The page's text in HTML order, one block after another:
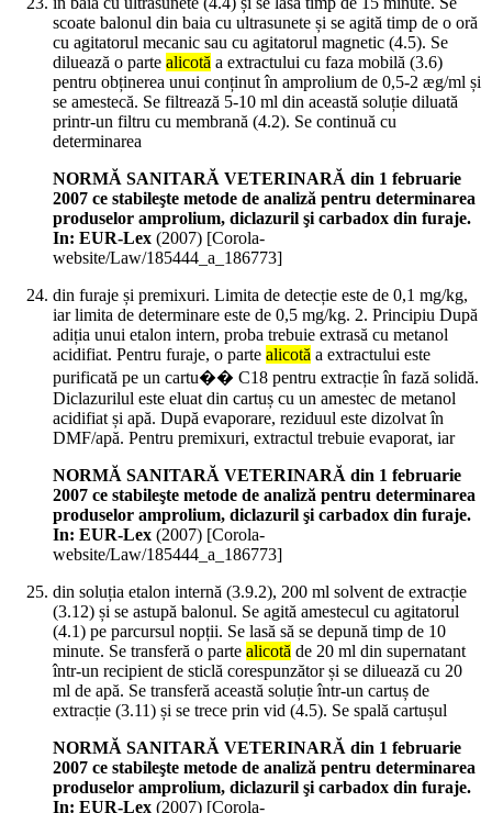
scoate balonul din baia cu ultrasunete și se agită timp de o oră
cu agitatorul mecanic sau cu agitatorul magnetic (4.5). Se
diluează o parte alicotă a extractului cu faza mobilă (3.6)
pentru obținerea unui conținut în amprolium de 0,5-2 æg/ml și
se amestecă. Se filtrează 5-10 ml din această soluție diluată
printr-un filtru cu membrană (4.2). Se continuă cu
determinarea
NORMĂ SANITARĂ VETERINARĂ din 1 februarie
2007 ce stabileşte metode de analiză pentru determinarea
produselor amprolium, diclazuril şi carbadox din furaje.
In: EUR-Lex (2007) [Corola-
website/Law/185444_a_186773]
din furaje și premixuri. Limita de detecție este de 0,1 mg/kg,
iar limita de determinare este de 0,5 mg/kg. 2. Principiu După
adiția unui etalon intern, proba trebuie extrasă cu metanol
acidifiat. Pentru furaje, o parte alicotă a extractului este
purificată pe un cartu�� C18 pentru extracție în fază solidă.
Diclazurilul este eluat din cartuș cu un amestec de metanol
acidifiat și apă. După evaporare, reziduul este dizolvat în
DMF/apă. Pentru premixuri, extractul trebuie evaporat, iar
NORMĂ SANITARĂ VETERINARĂ din 1 februarie
2007 ce stabileşte metode de analiză pentru determinarea
produselor amprolium, diclazuril şi carbadox din furaje.
In: EUR-Lex (2007) [Corola-
website/Law/185444_a_186773]
din soluția etalon internă (3.9.2), 200 ml solvent de extracție
(3.12) și se astupă balonul. Se agită amestecul cu agitatorul
(4.1) pe parcursul nopții. Se lasă să se depună timp de 10
minute. Se transferă o parte alicotă de 20 ml din supernatant
într-un recipient de sticlă corespunzător și se diluează cu 20
ml de apă. Se transferă această soluție într-un cartuș de
extracție (3.11) și se trece prin vid (4.5). Se spală cartușul
NORMĂ SANITARĂ VETERINARĂ din 1 februarie
2007 ce stabileşte metode de analiză pentru determinarea
produselor amprolium, diclazuril şi carbadox din furaje.
In: EUR-Lex (2007) [Corola-